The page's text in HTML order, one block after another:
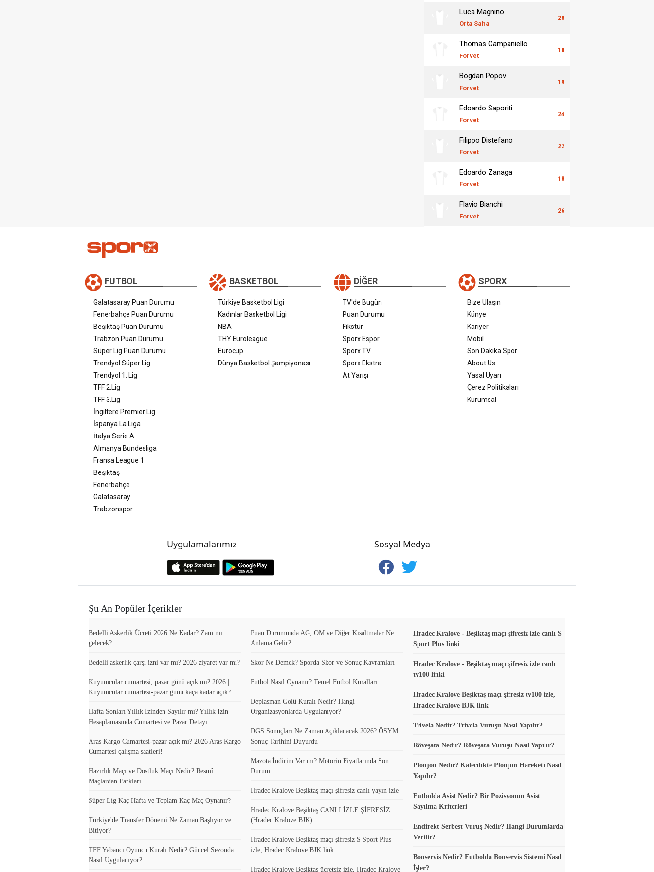
Luca Magnino
Orta Saha
28
Thomas Campaniello
Forvet
18
Bogdan Popov
Forvet
19
Edoardo Saporiti
Forvet
24
Filippo Distefano
Forvet
22
Edoardo Zanaga
Forvet
18
Flavio Bianchi
Forvet
26
FUTBOL
Galatasaray Puan Durumu
Fenerbahçe Puan Durumu
Beşiktaş Puan Durumu
Trabzon Puan Durumu
Süper Lig Puan Durumu
Trendyol Süper Lig
Trendyol 1. Lig
TFF 2.Lig
TFF 3.Lig
İngiltere Premier Lig
İspanya La Liga
İtalya Serie A
Almanya Bundesliga
Fransa League 1
Beşiktaş
Fenerbahçe
Galatasaray
Trabzonspor
BASKETBOL
Türkiye Basketbol Ligi
Kadınlar Basketbol Ligi
NBA
THY Euroleague
Eurocup
Dünya Basketbol Şampiyonası
DIĞER
TV'de Bugün
Puan Durumu
Fikstür
Sporx Espor
Sporx TV
Sporx Ekstra
At Yarışı
SPORX
Bize Ulaşın
Künye
Kariyer
Mobil
Son Dakika Spor
About Us
Yasal Uyarı
Çerez Politikaları
Kurumsal
Uygulamalarımız Sosyal Medya
Şu An Popüler İçerikler
Bedelli Askerlik Ücreti 2026 Ne Kadar? Zam mı
gelecek?
Bedelli askerlik çarşı izni var mı? 2026 ziyaret var mı?
Kuyumcular cumartesi, pazar günü açık mı? 2026 |
Kuyumcular cumartesi-pazar günü kaça kadar açık?
Hafta Sonları Yıllık İzinden Sayılır mı? Yıllık İzin
Hesaplamasında Cumartesi ve Pazar Detayı
Aras Kargo Cumartesi-pazar açık mı? 2026 Aras Kargo
Cumartesi çalışma saatleri!
Hazırlık Maçı ve Dostluk Maçı Nedir? Resmî
Maçlardan Farkları
Süper Lig Kaç Hafta ve Toplam Kaç Maç Oynanır?
Türkiye'de Transfer Dönemi Ne Zaman Başlıyor ve
Bitiyor?
TFF Yabancı Oyuncu Kuralı Nedir? Güncel Sezonda
Nasıl Uygulanıyor?
Puan Durumunda AG, OM ve Diğer Kısaltmalar Ne
Anlama Gelir?
Skor Ne Demek? Sporda Skor ve Sonuç Kavramları
Futbol Nasıl Oynanır? Temel Futbol Kuralları
Deplasman Golü Kuralı Nedir? Hangi
Organizasyonlarda Uygulanıyor?
DGS Sonuçları Ne Zaman Açıklanacak 2026? ÖSYM
Sonuç Tarihini Duyurdu
Mazota İndirim Var mı? Motorin Fiyatlarında Son
Durum
Hradec Kralove Beşiktaş maçı şifresiz canlı yayın izle
Hradec Kralove Beşiktaş CANLI İZLE ŞİFRESİZ
(Hradec Kralove BJK)
Hradec Kralove Beşiktaş maçı şifresiz S Sport Plus
izle, Hradec Kralove BJK link
Hradec Kralove Beşiktaş ücretsiz izle, Hradec Kralove
Hradec Kralove - Beşiktaş maçı şifresiz izle canlı S
Sport Plus linki
Hradec Kralove - Beşiktaş maçı şifresiz izle canlı
tv100 linki
Hradec Kralove Beşiktaş maçı şifresiz tv100 izle,
Hradec Kralove BJK link
Trivela Nedir? Trivela Vuruşu Nasıl Yapılır?
Röveşata Nedir? Röveşata Vuruşu Nasıl Yapılır?
Plonjon Nedir? Kalecilikte Plonjon Hareketi Nasıl
Yapılır?
Futbolda Asist Nedir? Bir Pozisyonun Asist
Sayılma Kriterleri
Endirekt Serbest Vuruş Nedir? Hangi Durumlarda
Verilir?
Bonservis Nedir? Futbolda Bonservis Sistemi Nasıl
İşler?